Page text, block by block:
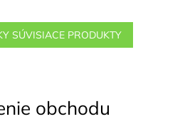
SÚVISIACE PRODUKTY
obchodu